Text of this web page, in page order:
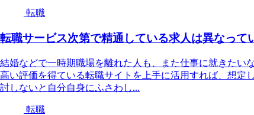
転職
転職サービス次第で精通している求人は異なって
結婚などで一時期職場を離れた人も、また仕事に就きたい
高い評価を得ている転職サイトを上手に活用すれば、想定
討しないと自分自身にふさわし...
転職